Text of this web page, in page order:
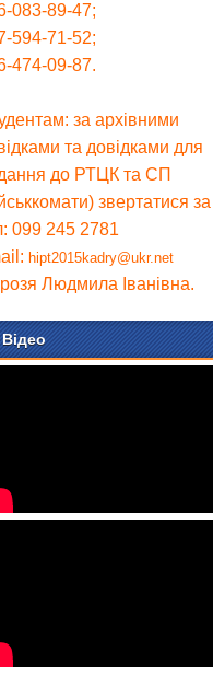
083-89-47;
594-71-52;
474-09-87.
за архівними
та довідками для
до РТЦК та СП
звертатися за
099 245 2781
hipt2015kadry@ukr.net
Людмила Іванівна.
Відео